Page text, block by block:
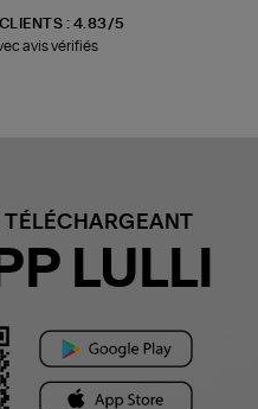
: 4.83/5
avis vérifiés
TÉLÉCHARGEANT
LULLI